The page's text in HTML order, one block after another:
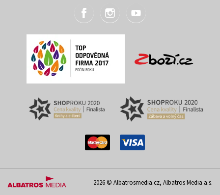
2026 © Albatrosmedia.cz, Albatros Media a.s.